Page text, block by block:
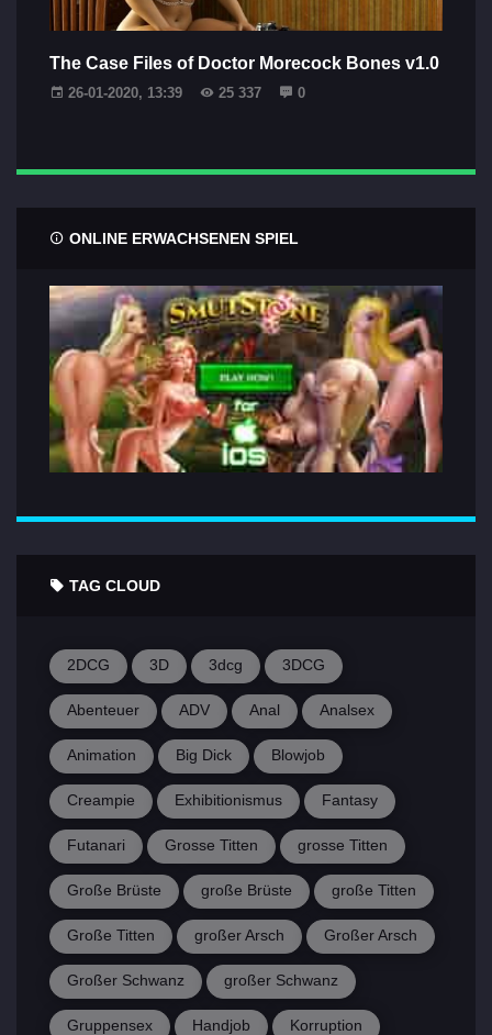
The Case Files of Doctor Morecock Bones v1.0
26-01-2020, 13:39 25 337 0
ONLINE ERWACHSENEN SPIEL
TAG CLOUD
2DCG 3D 3dcg 3DCG
Abenteuer ADV Anal Analsex
Animation Big Dick Blowjob
Creampie Exhibitionismus Fantasy
Futanari Grosse Titten grosse Titten
Große Brüste große Brüste große Titten
Große Titten großer Arsch Großer Arsch
Großer Schwanz großer Schwanz
Gruppensex Handjob Korruption